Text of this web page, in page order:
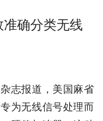
确分类无线
志报道，美国麻省
为无线信号处理而